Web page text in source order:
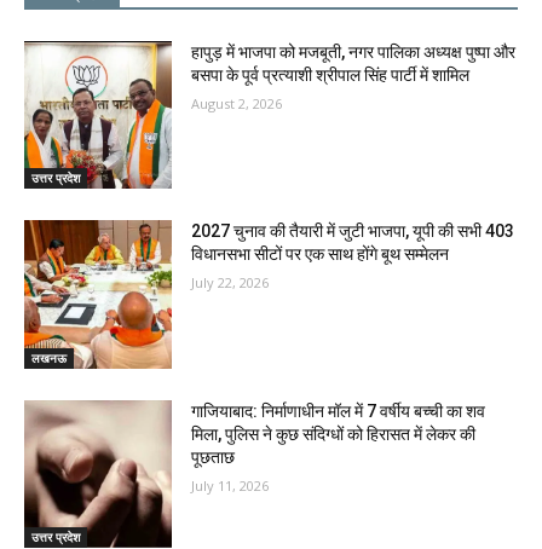
उत्तर प्रदेश
हापुड़ में भाजपा को मजबूती, नगर पालिका अध्यक्ष पुष्पा और
बसपा के पूर्व प्रत्याशी श्रीपाल सिंह पार्टी में शामिल
August 2, 2026
लखनऊ
2027 चुनाव की तैयारी में जुटी भाजपा, यूपी की सभी 403
विधानसभा सीटों पर एक साथ होंगे बूथ सम्मेलन
July 22, 2026
उत्तर प्रदेश
गाजियाबाद: निर्माणाधीन मॉल में 7 वर्षीय बच्ची का शव
मिला, पुलिस ने कुछ संदिग्धों को हिरासत में लेकर की
पूछताछ
July 11, 2026